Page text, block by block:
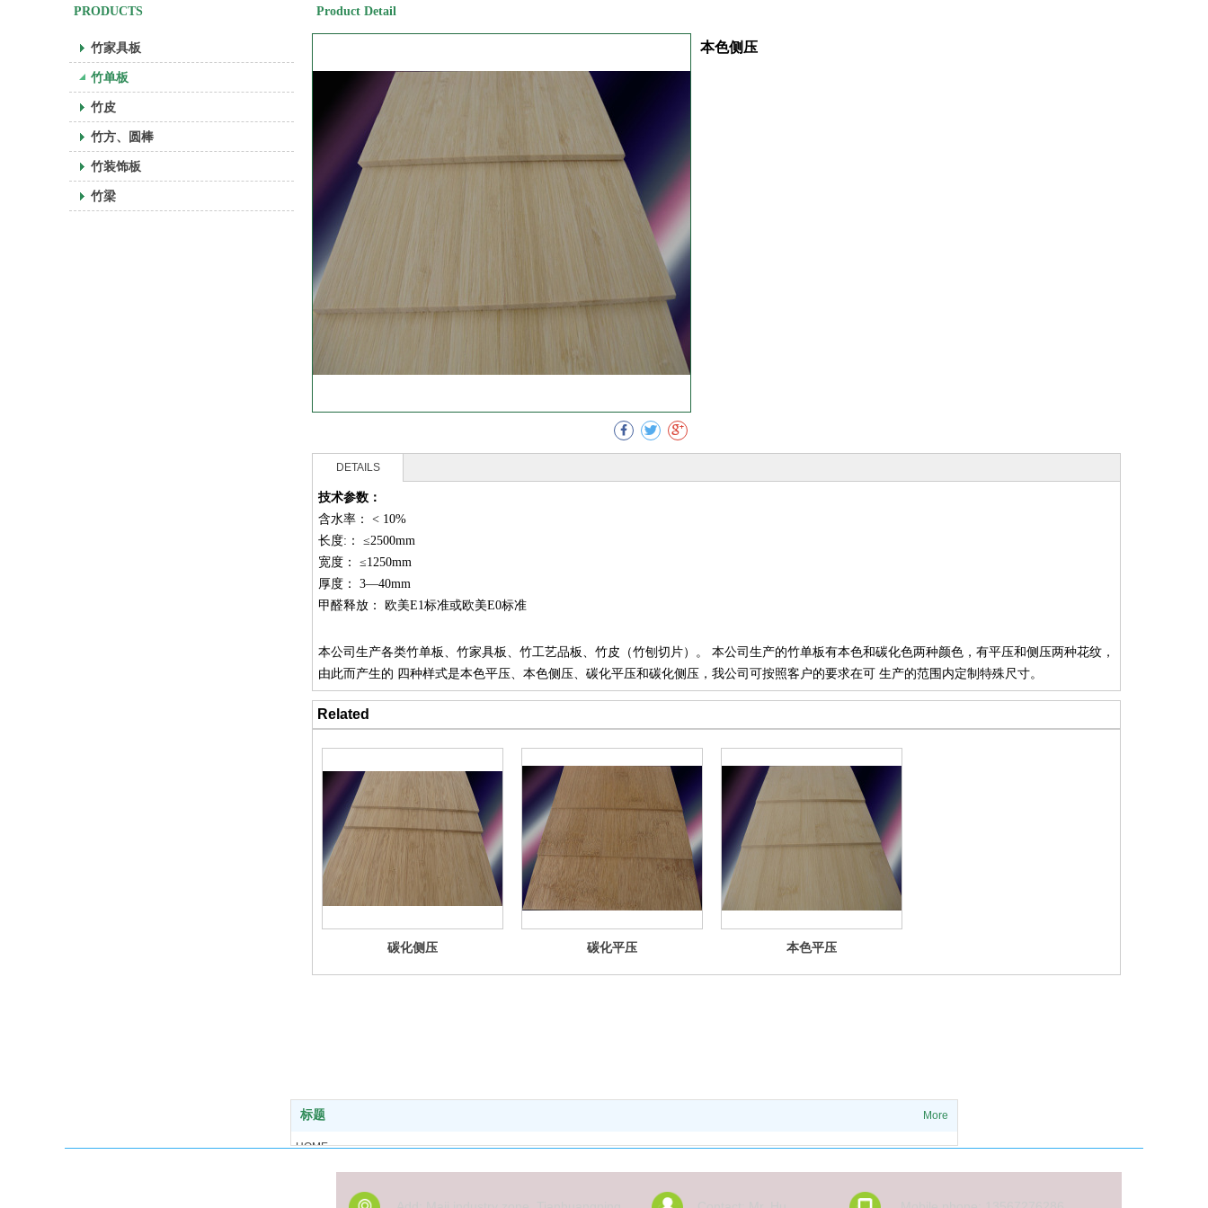
PRODUCTS
竹家具板
竹单板
竹皮
竹方、圆棒
竹装饰板
竹梁
Product Detail
本色侧压
DETAILS
技术参数：
含水率： < 10%
长度:： ≤2500mm
宽度： ≤1250mm
厚度： 3—40mm
甲醛释放： 欧美E1标准或欧美E0标准
本公司生产各类竹单板、竹家具板、竹工艺品板、竹皮（竹刨切片）。 本公司生产的竹单板有本色和碳化色两种颜色，有平压和侧压两种花纹，
由此而产生的 四种样式是本色平压、本色侧压、碳化平压和碳化侧压，我公司可按照客户的要求在可 生产的范围内定制特殊尺寸。
Related
碳化侧压 碳化平压 本色平压
标题 More
HOME